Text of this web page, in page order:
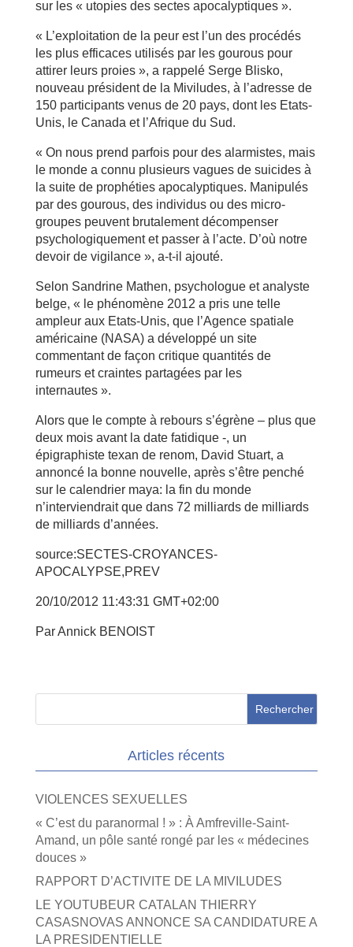
sur les « utopies des sectes apocalyptiques ».
« L’exploitation de la peur est l’un des procédés
les plus efficaces utilisés par les gourous pour
attirer leurs proies », a rappelé Serge Blisko,
nouveau président de la Miviludes, à l’adresse de
150 participants venus de 20 pays, dont les Etats-
Unis, le Canada et l’Afrique du Sud.
« On nous prend parfois pour des alarmistes, mais
le monde a connu plusieurs vagues de suicides à
la suite de prophéties apocalyptiques. Manipulés
par des gourous, des individus ou des micro-
groupes peuvent brutalement décompenser
psychologiquement et passer à l’acte. D’où notre
devoir de vigilance », a-t-il ajouté.
Selon Sandrine Mathen, psychologue et analyste
belge, « le phénomène 2012 a pris une telle
ampleur aux Etats-Unis, que l’Agence spatiale
américaine (NASA) a développé un site
commentant de façon critique quantités de
rumeurs et craintes partagées par les
internautes ».
Alors que le compte à rebours s’égrène – plus que
deux mois avant la date fatidique -, un
épigraphiste texan de renom, David Stuart, a
annoncé la bonne nouvelle, après s’être penché
sur le calendrier maya: la fin du monde
n’interviendrait que dans 72 milliards de milliards
de milliards d’années.
source:SECTES-CROYANCES-
APOCALYPSE,PREV
20/10/2012 11:43:31 GMT+02:00
Par Annick BENOIST
Articles récents
VIOLENCES SEXUELLES
« C’est du paranormal ! » : À Amfreville-Saint-
Amand, un pôle santé rongé par les « médecines
douces »
RAPPORT D’ACTIVITE DE LA MIVILUDES
LE YOUTUBEUR CATALAN THIERRY
CASASNOVAS ANNONCE SA CANDIDATURE A
LA PRESIDENTIELLE